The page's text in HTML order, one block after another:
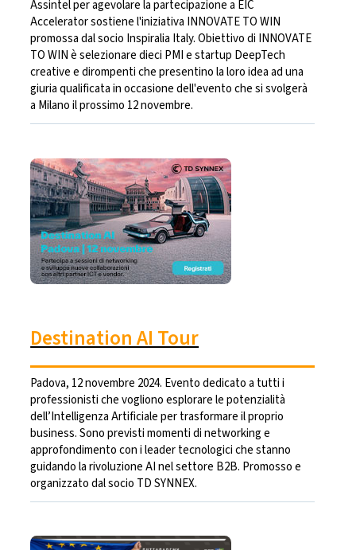
Assintel per agevolare la partecipazione a EIC
Accelerator sostiene l'iniziativa INNOVATE TO WIN
promossa dal socio Inspiralia Italy. Obiettivo di INNOVATE
TO WIN è selezionare dieci PMI e startup DeepTech
creative e dirompenti che presentino la loro idea ad una
giuria qualificata in occasione dell'evento che si svolgerà
a Milano il prossimo 12 novembre.
Destination AI Tour
Padova, 12 novembre 2024. Evento dedicato a tutti i
professionisti che vogliono esplorare le potenzialità
dell’Intelligenza Artificiale per trasformare il proprio
business. Sono previsti momenti di networking e
approfondimento con i leader tecnologici che stanno
guidando la rivoluzione AI nel settore B2B. Promosso e
organizzato dal socio TD SYNNEX.